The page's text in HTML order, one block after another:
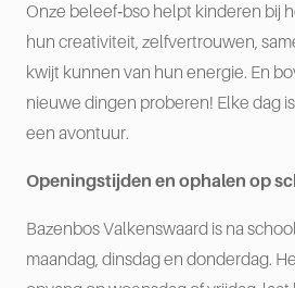
Onze beleef‑bso helpt kinderen bij
hun creativiteit, zelfvertrouwen,
kwijt kunnen van hun energie. En
nieuwe dingen proberen! Elke dag
een avontuur.
Openingstijden en ophalen op
Bazenbos Valkenswaard is na
maandag, dinsdag en donderdag.